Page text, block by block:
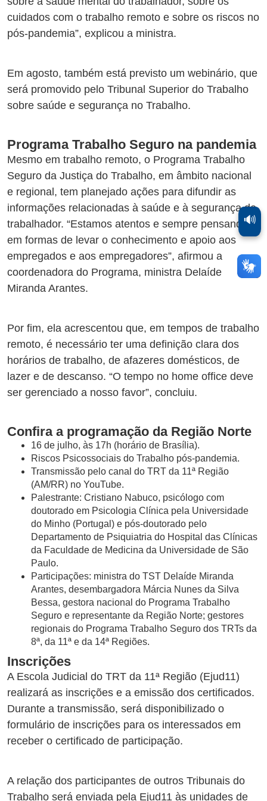
cuidados com o trabalho remoto e sobre os riscos no
pós-pandemia”, explicou a ministra.
Em agosto, também está previsto um webinário, que
será promovido pelo Tribunal Superior do Trabalho
sobre saúde e segurança no Trabalho.
Programa Trabalho Seguro na pandemia
Mesmo em trabalho remoto, o Programa Trabalho
Seguro da Justiça do Trabalho, em âmbito nacional
e regional, tem planejado ações para difundir as
informações relacionadas à saúde e à segurança do
trabalhador. “Estamos atentos e sempre pensando
em formas de levar o conhecimento e apoio aos
empregados e aos empregadores”, afirmou a
coordenadora do Programa, ministra Delaíde
Miranda Arantes.
Por fim, ela acrescentou que, em tempos de trabalho
remoto, é necessário ter uma definição clara dos
horários de trabalho, de afazeres domésticos, de
lazer e de descanso. “O tempo no home office deve
ser gerenciado a nosso favor”, concluiu.
Confira a programação da Região Norte
16 de julho, às 17h (horário de Brasília).
Riscos Psicossociais do Trabalho pós-pandemia.
Transmissão pelo canal do TRT da 11ª Região
(AM/RR) no YouTube.
Palestrante: Cristiano Nabuco, psicólogo com
doutorado em Psicologia Clínica pela Universidade
do Minho (Portugal) e pós-doutorado pelo
Departamento de Psiquiatria do Hospital das Clínicas
da Faculdade de Medicina da Universidade de São
Paulo.
Participações: ministra do TST Delaíde Miranda
Arantes, desembargadora Márcia Nunes da Silva
Bessa, gestora nacional do Programa Trabalho
Seguro e representante da Região Norte; gestores
regionais do Programa Trabalho Seguro dos TRTs da
8ª, da 11ª e da 14ª Regiões.
Inscrições
A Escola Judicial do TRT da 11ª Região (Ejud11)
realizará as inscrições e a emissão dos certificados.
Durante a transmissão, será disponibilizado o
formulário de inscrições para os interessados em
receber o certificado de participação.
A relação dos participantes de outros Tribunais do
Trabalho será enviada pela Ejud11 às unidades de
🔊